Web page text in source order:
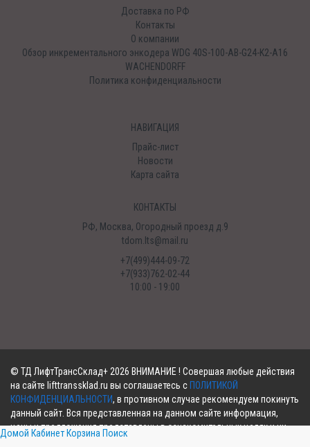
Доставка по РФ
Контакты
О компании
Обзор инкрементального энкодера WDG 40S-100-AB-G24-K2-A16
WACHENDORFF
Политика конфиденциальности
НАВИГАЦИЯ
Прайс-лист
Новости
Карта сайта
КОНТАКТЫ
РФ, Москва, Огородный проезд д.9
tdom.lts@mail.ru
+7(499)444-09-72
+7(933)762-02-44
10:00 - 19:00
© ТД ЛифтТрансСклад+ 2026 ВНИМАНИЕ ! Совершая любые действия
на сайте lifttranssklad.ru вы соглашаетесь с ПОЛИТИКОЙ
КОНФИДЕНЦИАЛЬНОСТИ, в противном случае рекомендуем покинуть
данный сайт. Вся представленная на данном сайте информация,
цены и предложения представлены в ознакомительных целях и ни
при каких обстоятельствах не являются публичной офертой!
Домой Кабинет Корзина Поиск